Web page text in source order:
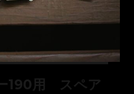
190用 スペア